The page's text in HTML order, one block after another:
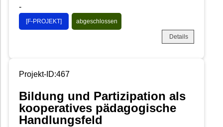
-
[F-PROJEKT] abgeschlossen
Details
Projekt-ID:467
Bildung und Partizipation als
kooperatives pädagogische
Handlungsfeld